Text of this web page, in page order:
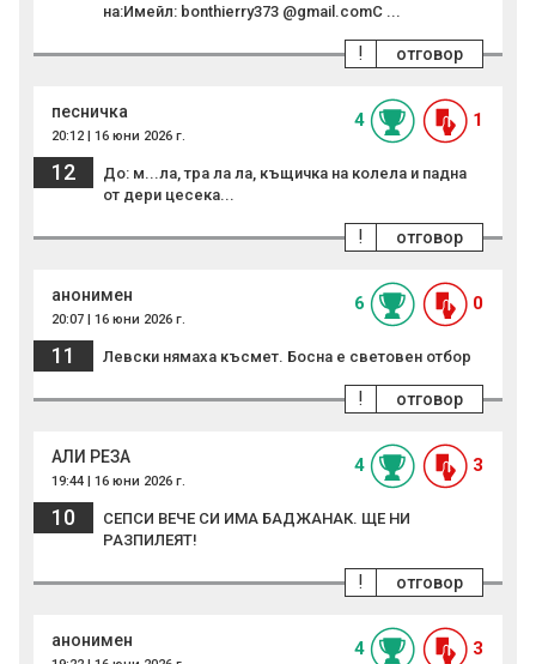
на:Имейл: bonthierry373 @gmail.comС ...
отговор
!
песничка
20:12 | 16 юни 2026 г.
4 1
12
До: м...ла, тра ла ла, къщичка на колела и падна
от дери цесека...
отговор
!
анонимен
20:07 | 16 юни 2026 г.
6 0
11 Левски нямаха късмет. Босна е световен отбор
отговор
!
АЛИ РЕЗА
19:44 | 16 юни 2026 г.
4 3
10
СЕПСИ ВЕЧЕ СИ ИМА БАДЖАНАК. ЩЕ НИ
РАЗПИЛЕЯТ!
отговор
!
анонимен 4 3